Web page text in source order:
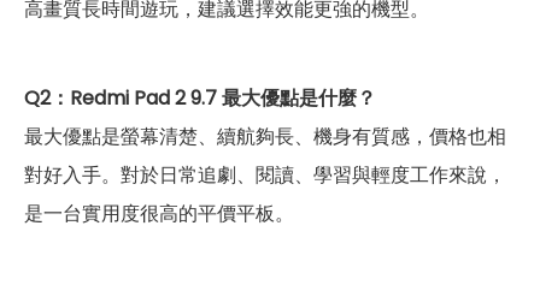
高畫質長時間遊玩，建議選擇效能更強的機型。
Q2：Redmi Pad 2 9.7 最大優點是什麼？
最大優點是螢幕清楚、續航夠長、機身有質感，價格也相
對好入手。對於日常追劇、閱讀、學習與輕度工作來說，
是一台實用度很高的平價平板。